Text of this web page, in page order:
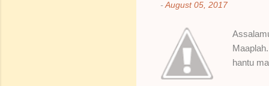
t
-August 05, 2017
hantu